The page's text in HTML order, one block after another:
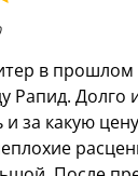
в
Рапид. Долго
и за какую